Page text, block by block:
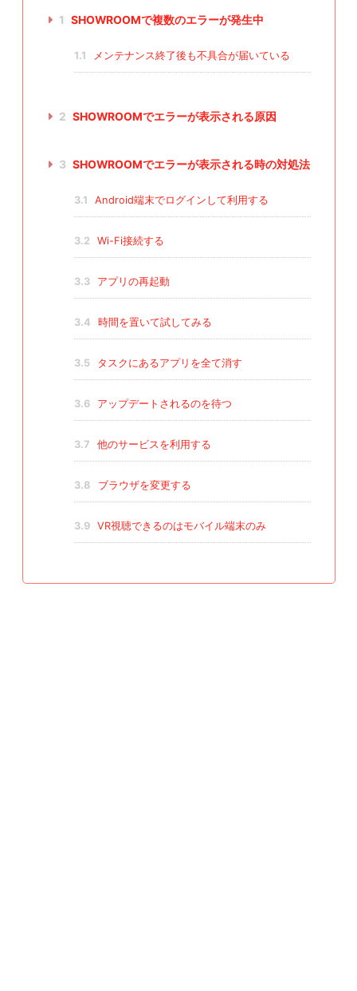
1 SHOWROOMで複数のエラーが発生中
1.1 メンテナンス終了後も不具合が届いている
2 SHOWROOMでエラーが表示される原因
3 SHOWROOMでエラーが表示される時の対処法
3.1 Android端末でログインして利用する
3.2 Wi-Fi接続する
3.3 アプリの再起動
3.4 時間を置いて試してみる
3.5 タスクにあるアプリを全て消す
3.6 アップデートされるのを待つ
3.7 他のサービスを利用する
3.8 ブラウザを変更する
3.9 VR視聴できるのはモバイル端末のみ